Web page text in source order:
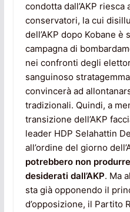
condotta dall’AKP
conservatori, la cui
dell’AKP dopo Kobane è
campagna di
nei confronti degli
sanguinoso
convincerà ad
tradizionali. Quindi, a
transizione dell’AKP
leader HDP Selahattin
all’ordine del giorno
potrebbero non
desiderati dall’AKP. Ma
sta già opponendo il
d’opposizione, il Partito